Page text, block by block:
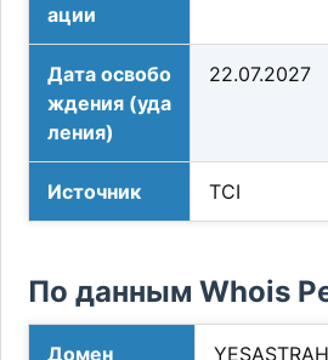
ации
Дата освобо
ждения (уда
ления)
22.07.2027
Источник TCI
По данным Whois
Домен